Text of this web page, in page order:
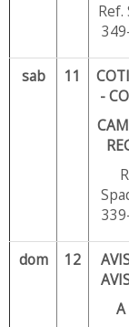
Ref.
sab 11
-
dom 12